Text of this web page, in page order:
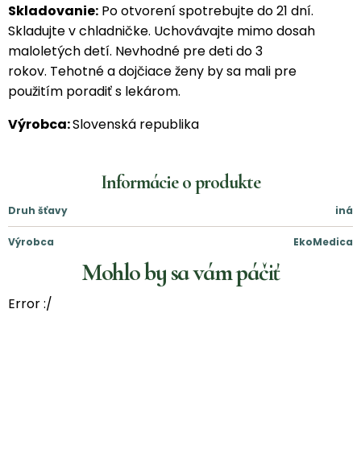
Skladovanie: Po otvorení spotrebujte do 21 dní.
Skladujte v chladničke. Uchovávajte mimo dosah
maloletých detí. Nevhodné pre deti do 3
rokov. Tehotné a dojčiace ženy by sa mali pre
použitím poradiť s lekárom.
Výrobca:Slovenská republika
Informácie o produkte
Druh šťavy iná
Výrobca EkoMedica
Mohlo by sa vám páčiť
Error :/